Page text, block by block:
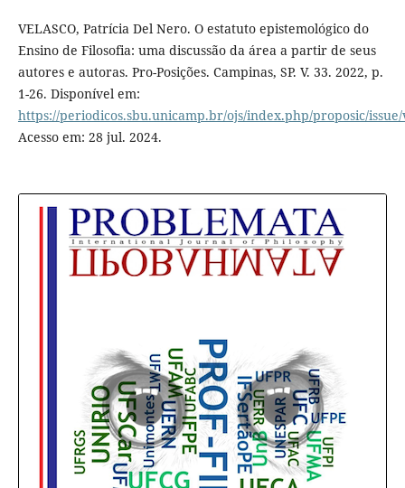
VELASCO, Patrícia Del Nero. O estatuto epistemológico do
Ensino de Filosofia: uma discussão da área a partir de seus
autores e autoras. Pro-Posições. Campinas, SP. V. 33. 2022, p.
1-26. Disponível em:
https://periodicos.sbu.unicamp.br/ojs/index.php/proposic/
Acesso em: 28 jul. 2024.